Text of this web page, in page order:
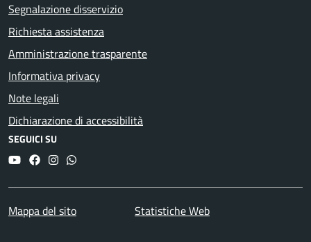
Segnalazione disservizio
Richiesta assistenza
Amministrazione trasparente
Informativa privacy
Note legali
Dichiarazione di accessibilità
SEGUICI SU
YouTubeFacebookInstagram
Whatsapp
Mappa del sito Statistiche Web